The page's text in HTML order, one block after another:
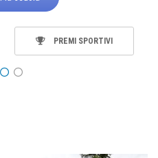
PREMI SPORTIVI